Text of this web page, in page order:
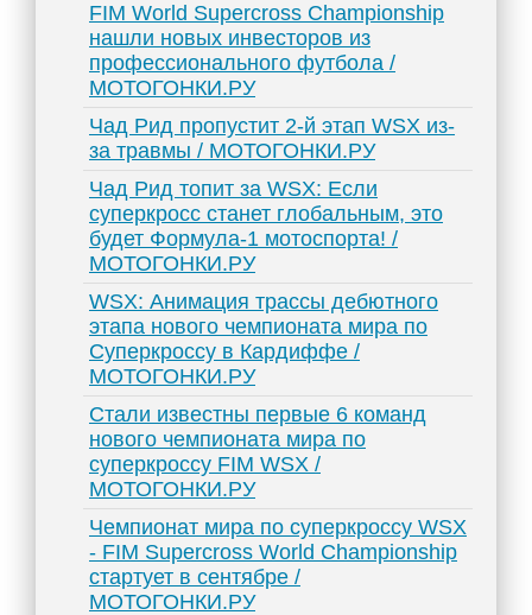
FIM World Supercross Championship
нашли новых инвесторов из
профессионального футбола /
МОТОГОНКИ.РУ
Чад Рид пропустит 2-й этап WSX из-
за травмы / МОТОГОНКИ.РУ
Чад Рид топит за WSX: Если
суперкросс станет глобальным, это
будет Формула-1 мотоспорта! /
МОТОГОНКИ.РУ
WSX: Анимация трассы дебютного
этапа нового чемпионата мира по
Суперкроссу в Кардиффе /
МОТОГОНКИ.РУ
Стали известны первые 6 команд
нового чемпионата мира по
суперкроссу FIM WSX /
МОТОГОНКИ.РУ
Чемпионат мира по суперкроссу WSX
- FIM Supercross World Championship
стартует в сентябре /
МОТОГОНКИ.РУ